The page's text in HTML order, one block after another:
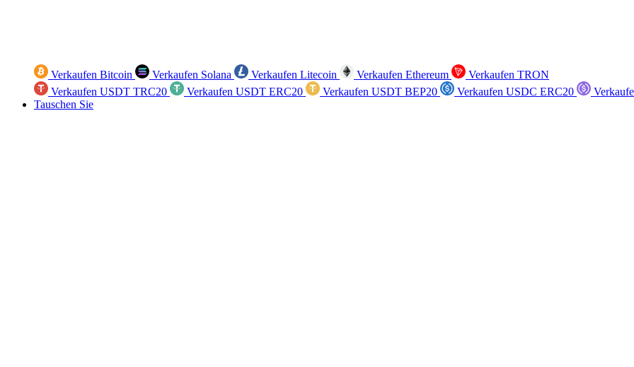
Verkaufen Bitcoin Verkaufen Solana Verkaufen Litecoin Verkaufen Ethereum
Verkaufen TRON
Verkaufen USDT TRC20
Verkaufen USDT ERC20 Verkaufen USDT BEP20 Verkaufen USDC ERC20
Tauschen Sie